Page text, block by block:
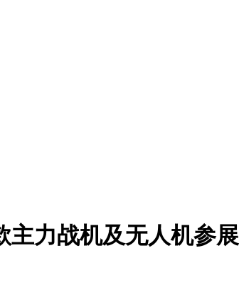
主力战机及无人机参展